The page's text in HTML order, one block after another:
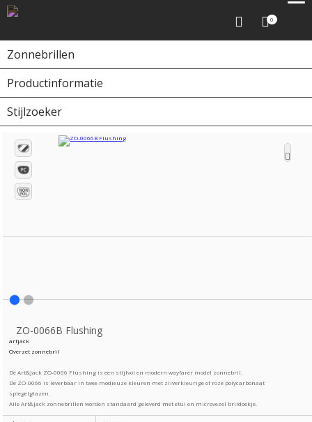
0
Zonnebrillen
Productinformatie
Stijlzoeker
Home Zonnebrillen
ZO-0066B Flushing
artjack
Overzet zonnebril
De Art&Jack ZO-0066 Flushing is een stijlvol en modern wayfarer model zonnebril.
De ZO-0066 is leverbaar in twee modieuze kleuren met zilverkleurige of roze polycarbonaat
spiegelglazen.
Alle Art&Jack zonnebrillen worden standaard geleverd met etui en microvezel brildoekje.